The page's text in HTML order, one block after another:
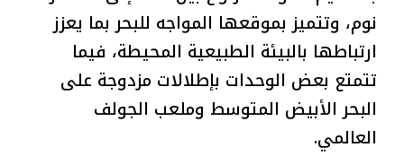
نوم، وتتميز بموقعها المواجه للبحر بما يعزز
ارتباطها بالبيئة الطبيعية المحيطة، فيما
تتمتع بعض الوحدات بإطلالات مزدوجة على
البحر الأبيض المتوسط وملعب الجولف
العالمي.